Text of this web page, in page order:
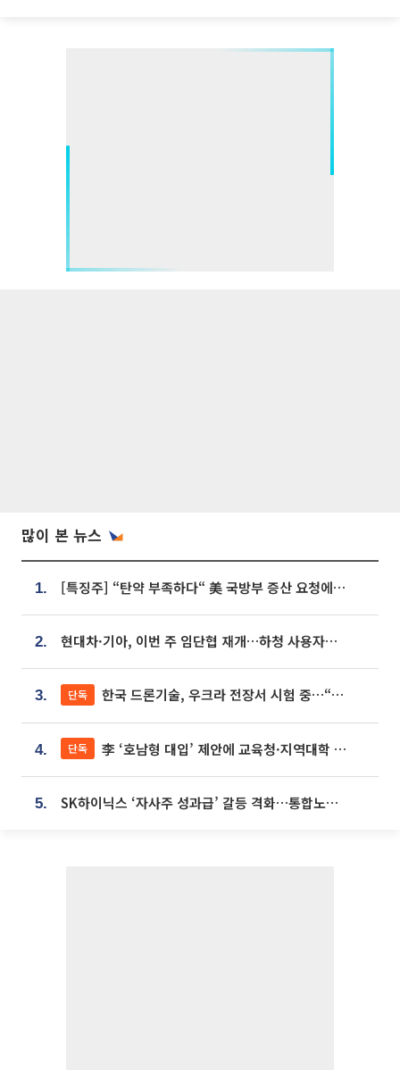
많이 본 뉴스
1. [특징주] “탄약 부족하다“ 美 국방부 증산 요청에⋯국내 방산주 급등세
2. 현대차·기아, 이번 주 임단협 재개…하청 사용자성 재심도 ‘변수’
3. 단독 한국 드론기술, 우크라 전장서 시험 중…“스타트업 여러 곳 참여”
4. 단독 李 ‘호남형 대입’ 제안에 교육청·지역대학 서·논술형 입시 연계 '착수'
5. SK하이닉스 ‘자사주 성과급’ 갈등 격화…통합노조 출범 움직임